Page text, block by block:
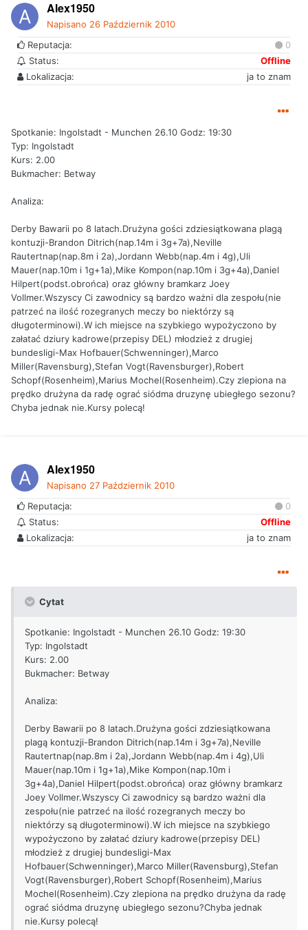
Alex1950
Napisano 26 Październik 2010
Reputacja:
0
Status:
Offline
Lokalizacja:
ja to znam
Spotkanie: Ingolstadt - Munchen 26.10 Godz: 19:30
Typ: Ingolstadt
Kurs: 2.00
Bukmacher: Betway
Analiza:
Derby Bawarii po 8 latach.Drużyna gości zdziesiątkowana plagą
kontuzji-Brandon Ditrich(nap.14m i 3g+7a),Neville
Rautertnap(nap.8m i 2a),Jordann Webb(nap.4m i 4g),Uli
Mauer(nap.10m i 1g+1a),Mike Kompon(nap.10m i 3g+4a),Daniel
Hilpert(podst.obrońca) oraz główny bramkarz Joey
Vollmer.Wszyscy Ci zawodnicy są bardzo ważni dla zespołu(nie
patrzeć na ilość rozegranych meczy bo niektórzy są
długoterminowi).W ich miejsce na szybkiego wypożyczono by
załatać dziury kadrowe(przepisy DEL) młodzież z drugiej
bundesligi-Max Hofbauer(Schwenninger),Marco
Miller(Ravensburg),Stefan Vogt(Ravensburger),Robert
Schopf(Rosenheim),Marius Mochel(Rosenheim).Czy zlepiona na
prędko drużyna da radę ograć siódma druzynę ubiegłego sezonu?
Chyba jednak nie.Kursy polecą!
Alex1950
Napisano 27 Październik 2010
Reputacja:
0
Status:
Offline
Lokalizacja:
ja to znam
Cytat
Spotkanie: Ingolstadt - Munchen 26.10 Godz: 19:30
Typ: Ingolstadt
Kurs: 2.00
Bukmacher: Betway
Analiza:
Derby Bawarii po 8 latach.Drużyna gości zdziesiątkowana
plagą kontuzji-Brandon Ditrich(nap.14m i 3g+7a),Neville
Rautertnap(nap.8m i 2a),Jordann Webb(nap.4m i 4g),Uli
Mauer(nap.10m i 1g+1a),Mike Kompon(nap.10m i
3g+4a),Daniel Hilpert(podst.obrońca) oraz główny bramkarz
Joey Vollmer.Wszyscy Ci zawodnicy są bardzo ważni dla
zespołu(nie patrzeć na ilość rozegranych meczy bo
niektórzy są długoterminowi).W ich miejsce na szybkiego
wypożyczono by załatać dziury kadrowe(przepisy DEL)
młodzież z drugiej bundesligi-Max
Hofbauer(Schwenninger),Marco Miller(Ravensburg),Stefan
Vogt(Ravensburger),Robert Schopf(Rosenheim),Marius
Mochel(Rosenheim).Czy zlepiona na prędko drużyna da radę
ograć siódma druzynę ubiegłego sezonu?Chyba jednak
nie.Kursy polecą!